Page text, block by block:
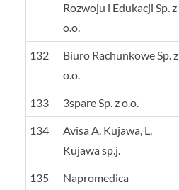
Rozwoju i Edukacji Sp. z
o.o.
132
Biuro Rachunkowe Sp. z
o.o.
133 3spare Sp. z o.o.
134
Avisa A. Kujawa, L.
Kujawa sp.j.
135
Napromedica